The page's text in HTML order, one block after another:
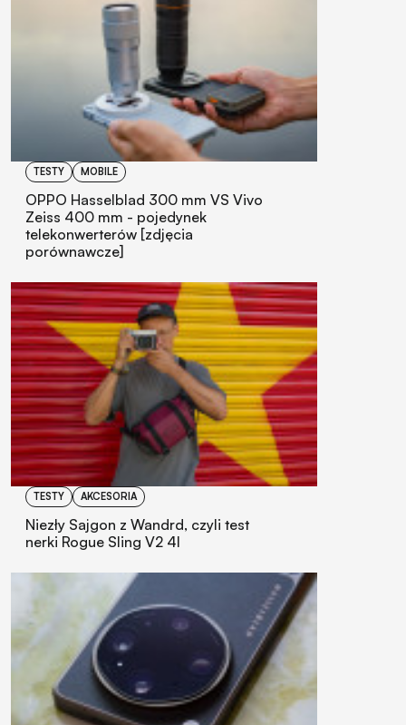
TESTY MOBILE
OPPO Hasselblad 300 mm VS Vivo
Zeiss 400 mm - pojedynek
telekonwerterów [zdjęcia
porównawcze]
TESTY AKCESORIA
Niezły Sajgon z Wandrd, czyli test
nerki Rogue Sling V2 4l